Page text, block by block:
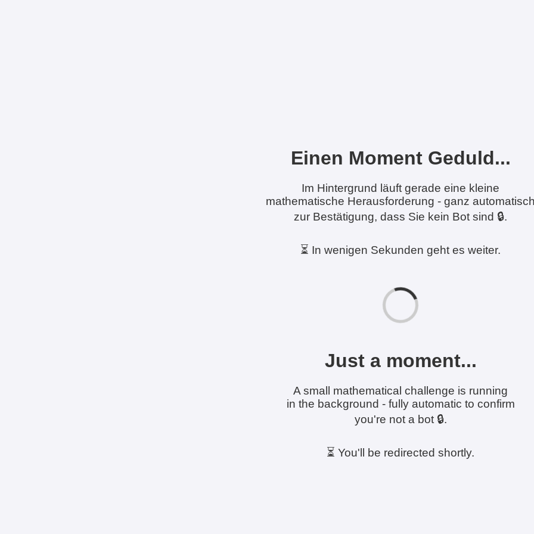
Einen Moment Geduld...
Im Hintergrund läuft gerade eine kleine
mathematische Herausforderung - ganz
zur Bestätigung, dass Sie kein Bot sind 🔒.
⏳ In wenigen Sekunden geht es weiter.
Just a moment...
A small mathematical challenge is running
in the background - fully automatic to confirm
you're not a bot 🔒.
⏳ You'll be redirected shortly.